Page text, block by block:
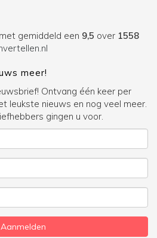
gemiddeld een 9,5 over 1558
meer!
Ontvang één keer per
leukste nieuws en nog veel meer.
gingen u voor.
Aanmelden